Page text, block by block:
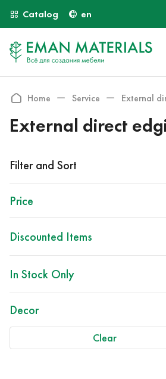
Catalog en
Home Service External
External direct
Filter and Sort
Price
Discounted Items
In Stock Only
Decor
Clear